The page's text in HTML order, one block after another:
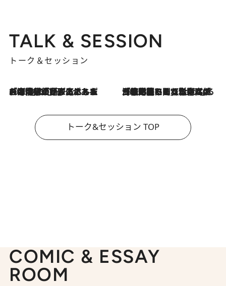
TALK & SESSION
トーク＆セッション
2026.8.3
「今後値上げがあるとすれば…」「リスクがあるのは今年の冬」エネルギー専門家が語る、ホルムズ海峡封鎖が家庭にもたらす“ある心配” 2026.8.3
「住宅建てられない…」「サーチャージ料の高値が続いている」ホルムズ海峡封鎖による影響はいつまで続く？《エネルギー専門家に聞く“どうなる日本の暮らし”》
トーク&セッション TOP
COMIC & ESSAY
ROOM